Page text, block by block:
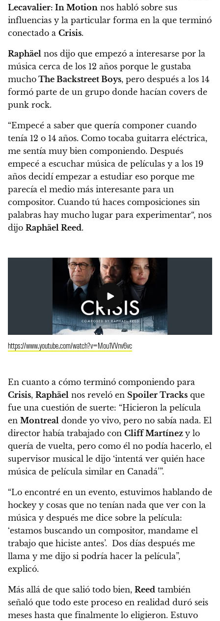
Lecavalier: In Motion nos habló sobre sus
influencias y la particular forma en la que terminó
conectado a Crisis.
Raphäel nos dijo que empezó a interesarse por la
música cerca de los 12 años porque le gustaba
mucho The Backstreet Boys, pero después a los 14
formó parte de un grupo donde hacían covers de
punk rock.
“Empecé a saber que quería componer cuando
tenía 12 o 14 años. Como tocaba guitarra eléctrica,
me sentía muy bien componiendo. Después
empecé a escuchar música de películas y a los 19
años decidí empezar a estudiar eso porque me
parecía el medio más interesante para un
compositor. Cuando tú haces composiciones sin
palabras hay mucho lugar para experimentar“, nos
dijo Raphäel Reed.
https://www.youtube.com/watch?v=Mou1VVnv6vc
En cuanto a cómo terminó componiendo para
Crisis, Raphäel nos reveló en Spoiler Tracks que
fue una cuestión de suerte: “Hicieron la película
en Montreal donde yo vivo, pero no sabía nada. El
director había trabajado con Cliff Martínez y lo
quería de vuelta, pero como él no podía hacerlo, el
supervisor musical le dijo ‘intentá ver quién hace
música de película similar en Canadá’”.
“Lo encontré en un evento, estuvimos hablando de
hockey y cosas que no tenían nada que ver con la
música y después me dice sobre la película:
‘estamos buscando un compositor, mandame el
trabajo que hiciste antes’. Dos días después me
llama y me dijo si podría hacer la película”,
explicó.
Más allá de que salió todo bien, Reed también
señaló que todo este proceso en realidad duró seis
meses hasta que finalmente lo eligieron. Estuvo